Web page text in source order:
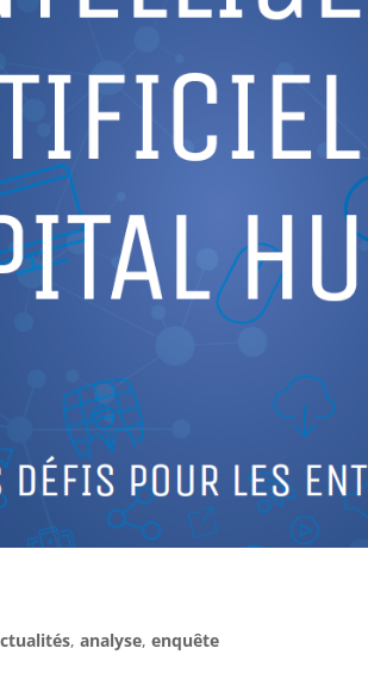
,analyse,enquête